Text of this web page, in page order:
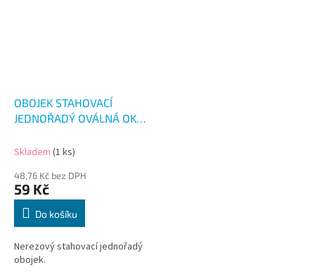
OBOJEK STAHOVACÍ
JEDNOŘADÝ OVÁLNÁ OKA
Skladem (1 ks)
48,76 Kč bez DPH
59 Kč
Do košíku
Nerezový stahovací jednořadý
obojek.